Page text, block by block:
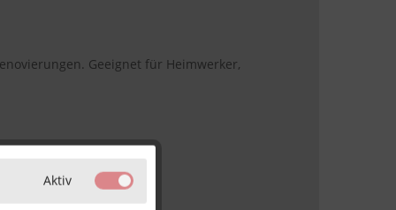
Geeignet für Heimwerker,
Aktiv